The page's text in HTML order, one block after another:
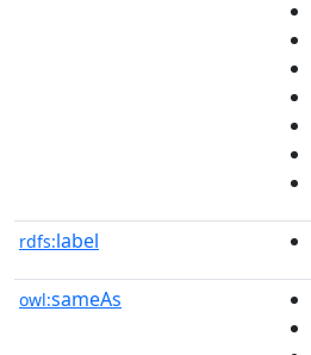
rdfs:label
owl:sameAs